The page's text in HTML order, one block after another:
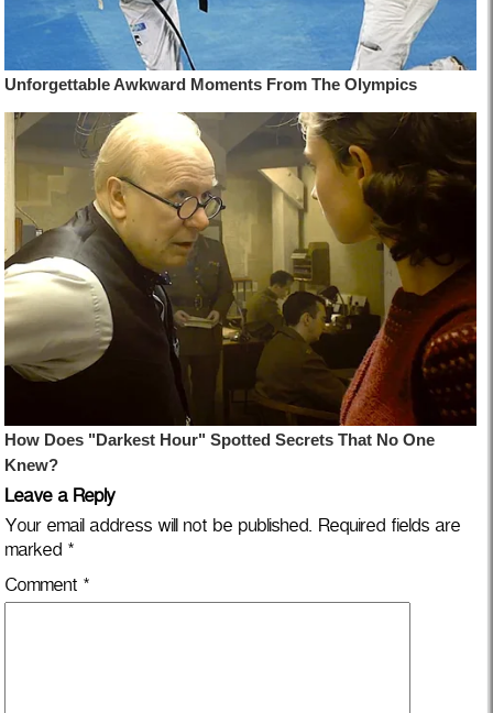
Leave a Reply
Your email address will not be published. Required fields are
marked *
Comment *